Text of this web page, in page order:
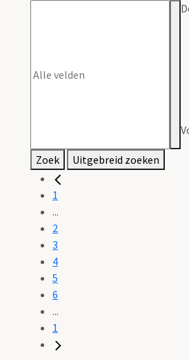
Zoek Uitgebreid zoeken
1
...
2
3
4
5
6
...
1